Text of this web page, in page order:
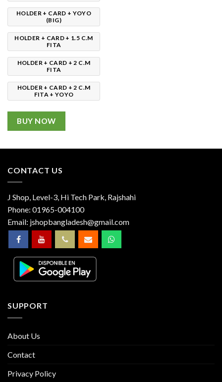
HOLDER + CARD + YOYO
(BIG)
HOLDER + CARD + 1.5 C.M
FITA
HOLDER + CARD + 2 C.M
FITA
HOLDER + CARD + 2 C.M
FITA + YOYO
BUY NOW
CONTACT US
J Shop, Level-3, Hi Tech Park, Rajshahi
Phone: 01965-004100
Email: jshopbangladesh@gmail.com
SUPPORT
About Us
Contact
Privacy Policy